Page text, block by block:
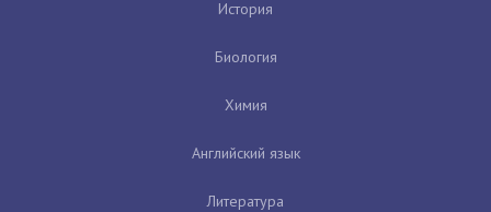
История
Биология
Химия
Английский язык
Литература